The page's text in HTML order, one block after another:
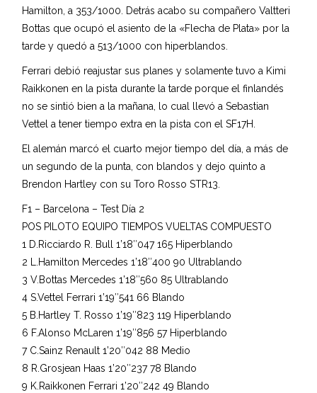
Hamilton, a 353/1000. Detrás acabo su compañero Valtteri
Bottas que ocupó el asiento de la «Flecha de Plata» por la
tarde y quedó a 513/1000 con hiperblandos.
Ferrari debió reajustar sus planes y solamente tuvo a Kimi
Raikkonen en la pista durante la tarde porque el finlandés
no se sintió bien a la mañana, lo cual llevó a Sebastian
Vettel a tener tiempo extra en la pista con el SF17H.
El alemán marcó el cuarto mejor tiempo del día, a más de
un segundo de la punta, con blandos y dejo quinto a
Brendon Hartley con su Toro Rosso STR13.
F1 – Barcelona – Test Día 2
POS PILOTO EQUIPO TIEMPOS VUELTAS COMPUESTO
1 D.Ricciardo R. Bull 1’18″047 165 Hiperblando
2 L.Hamilton Mercedes 1’18″400 90 Ultrablando
3 V.Bottas Mercedes 1’18″560 85 Ultrablando
4 S.Vettel Ferrari 1’19″541 66 Blando
5 B.Hartley T. Rosso 1’19″823 119 Hiperblando
6 F.Alonso McLaren 1’19″856 57 Hiperblando
7 C.Sainz Renault 1’20″042 88 Medio
8 R.Grosjean Haas 1’20″237 78 Blando
9 K.Raikkonen Ferrari 1’20″242 49 Blando